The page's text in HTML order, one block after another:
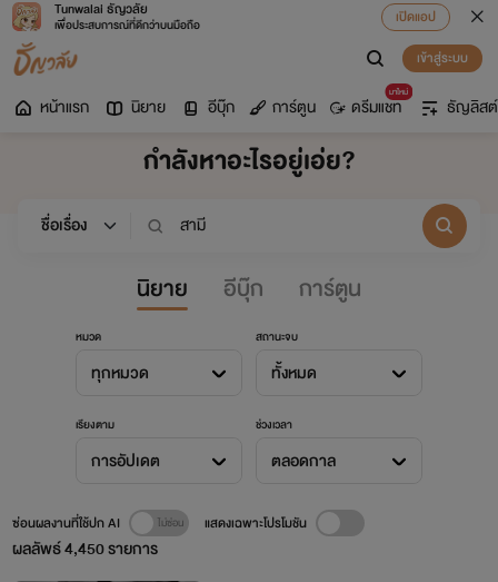
Tunwalai ธัญวลัย
เพื่อประสบการณ์ที่ดีกว่าบนมือถือ
เปิดแอป
เข้าสู่ระบบ
หน้าแรก นิยาย อีบุ๊ก การ์ตูน
มาใหม่
ดรีมแชท ธัญลิสต์
กำลังหาอะไรอยู่เอ่ย?
นิยาย อีบุ๊ก การ์ตูน
หมวด
ทุกหมวด
สถานะจบ
ทั้งหมด
เรียงตาม
การอัปเดต
ช่วงเวลา
ตลอดกาล
ผลลัพธ์4,450รายการ
ซ่อนผลงานที่ใช้ปก AI แสดงเฉพาะโปรโมชัน